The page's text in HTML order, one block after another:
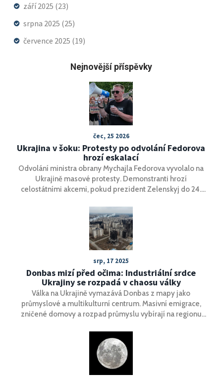
září 2025 (23)
srpna 2025 (25)
července 2025 (19)
Nejnovější příspěvky
čec, 25 2026
Ukrajina v šoku: Protesty po odvolání Fedorova
hrozí eskalací
Odvolání ministra obrany Mychajla Fedorova vyvolalo na
Ukrajině masové protesty. Demonstranti hrozí
celostátními akcemi, pokud prezident Zelenskyj do 24.
srp, 17 2025
Donbas mizí před očima: Industriální srdce
Ukrajiny se rozpadá v chaosu války
Válka na Ukrajině vymazává Donbas z mapy jako
průmyslové a multikulturní centrum. Masivní emigrace,
zničené domovy a rozpad průmyslu vybírají na regionu
otevřená.